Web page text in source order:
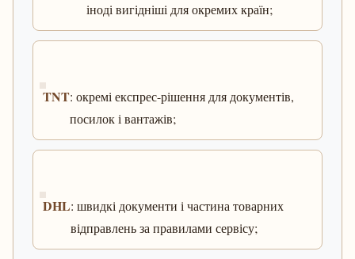
іноді вигідніші для окремих країн;
TNT: окремі експрес-рішення для документів,
посилок і вантажів;
DHL: швидкі документи і частина товарних
відправлень за правилами сервісу;